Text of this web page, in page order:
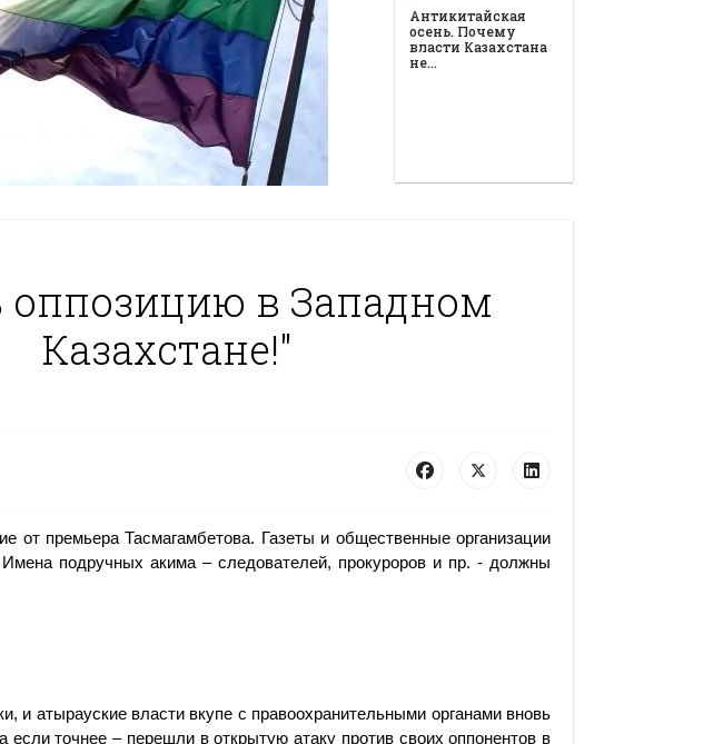
Антикитайская
осень. Почему
власти Казахстана
не…
оппозицию в Западном
Казахстане!"
от премьера Тасмагамбетова. Газеты и общественные организации
подручных акима – следователей, прокуроров и пр. - должны
и атырауские власти вкупе с правоохранительными органами вновь
если точнее – перешли в открытую атаку против своих оппонентов в